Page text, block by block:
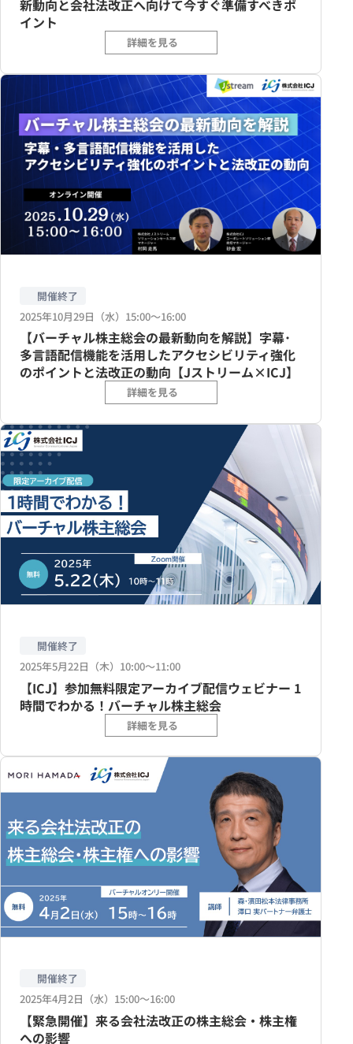
新動向と会社法改正へ向けて今すぐ準備すべきポ
イント
詳細を見る
開催終了
2025年10月29日（水）15:00〜16:00
【バーチャル株主総会の最新動向を解説】字幕･
多言語配信機能を活用したアクセシビリティ強化
のポイントと法改正の動向【Jストリーム×ICJ】
詳細を見る
開催終了
2025年5月22日（木）10:00〜11:00
【ICJ】参加無料限定アーカイブ配信ウェビナー 1
時間でわかる！バーチャル株主総会
詳細を見る
開催終了
2025年4月2日（水）15:00〜16:00
【緊急開催】来る会社法改正の株主総会・株主権
への影響